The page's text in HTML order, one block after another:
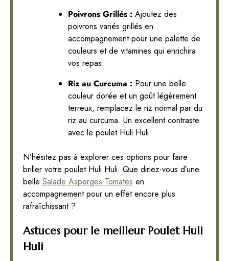
Poivrons Grillés : Ajoutez des
poivrons variés grillés en
accompagnement pour une palette de
couleurs et de vitamines qui enrichira
vos repas.
Riz au Curcuma : Pour une belle
couleur dorée et un goût légèrement
terreux, remplacez le riz normal par du
riz au curcuma. Un excellent contraste
avec le poulet Huli Huli.
N’hésitez pas à explorer ces options pour faire
briller votre poulet Huli Huli. Que diriez-vous d’une
belle Salade Asperges Tomates en
accompagnement pour un effet encore plus
rafraîchissant ?
Astuces pour le meilleur Poulet Huli
Huli